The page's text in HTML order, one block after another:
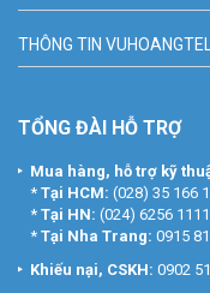
THÔNG TIN
TỔNG ĐÀI HỖ TRỢ
Mua hàng, hỗ trợ kỹ
* Tại HCM: (028) 35 166
* Tại HN: (024) 6256 1111
* Tại Nha Trang: 0915
Khiếu nại, CSKH: 0902